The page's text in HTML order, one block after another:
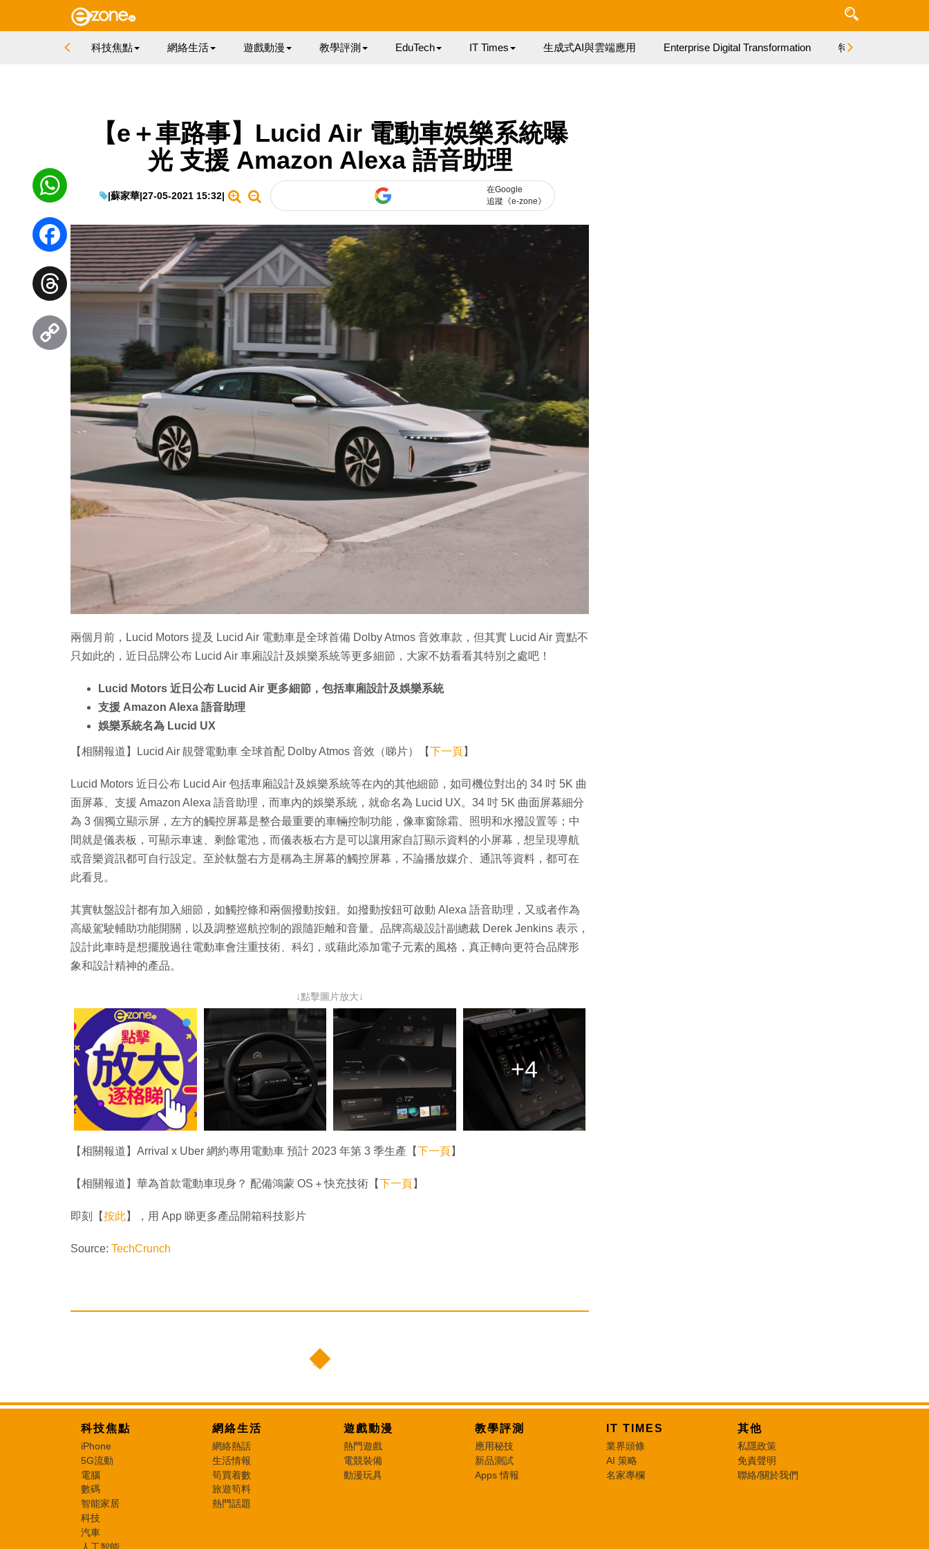
科技焦點 網絡生活 遊戲動漫 教學評測 EduTech IT Times 生成式AI與雲端應用 Enterprise Digital Transformation 特集
【e＋車路事】Lucid Air 電動車娛樂系統曝
光 支援 Amazon Alexa 語音助理
|蘇家華|27-05-2021 15:32|
在Google
追蹤《e-zone》
兩個月前，Lucid Motors 提及 Lucid Air 電動車是全球首備 Dolby Atmos 音效車款，但其實 Lucid Air 賣點不
只如此的，近日品牌公布 Lucid Air 車廂設計及娛樂系統等更多細節，大家不妨看看其特別之處吧！
Lucid Motors 近日公布 Lucid Air 更多細節，包括車廂設計及娛樂系統
支援 Amazon Alexa 語音助理
娛樂系統名為 Lucid UX
【相關報道】Lucid Air 靚聲電動車 全球首配 Dolby Atmos 音效（睇片）【下一頁】
Lucid Motors 近日公布 Lucid Air 包括車廂設計及娛樂系統等在內的其他細節，如司機位對出的 34 吋 5K 曲
面屏幕、支援 Amazon Alexa 語音助理，而車內的娛樂系統，就命名為 Lucid UX。34 吋 5K 曲面屏幕細分
為 3 個獨立顯示屏，左方的觸控屏幕是整合最重要的車輛控制功能，像車窗除霜、照明和水撥設置等；中
間就是儀表板，可顯示車速、剩餘電池，而儀表板右方是可以讓用家自訂顯示資料的小屏幕，想呈現導航
或音樂資訊都可自行設定。至於軚盤右方是稱為主屏幕的觸控屏幕，不論播放媒介、通訊等資料，都可在
此看見。
其實軚盤設計都有加入細節，如觸控條和兩個撥動按鈕。如撥動按鈕可啟動 Alexa 語音助理，又或者作為
高級駕駛輔助功能開關，以及調整巡航控制的跟隨距離和音量。品牌高級設計副總裁 Derek Jenkins 表示，
設計此車時是想擺脫過往電動車會注重技術、科幻，或藉此添加電子元素的風格，真正轉向更符合品牌形
象和設計精神的產品。
↓點擊圖片放大↓
+4
【相關報道】Arrival x Uber 網約專用電動車 預計 2023 年第 3 季生產【下一頁】
【相關報道】華為首款電動車現身？ 配備鴻蒙 OS＋快充技術【下一頁】
即刻【按此】，用 App 睇更多產品開箱科技影片
Source: TechCrunch
WhatsApp
Facebook
Threads
Copy
Link
科技焦點
iPhone
5G流動
電腦
數碼
智能家居
科技
汽車
人工智能
網絡生活
網絡熱話
生活情報
筍買着數
旅遊筍料
熱門話題
遊戲動漫
熱門遊戲
電競裝備
動漫玩具
教學評測
應用秘技
新品測試
Apps 情報
IT TIMES
業界頭條
AI 策略
名家專欄
其他
私隱政策
免責聲明
聯絡/關於我們